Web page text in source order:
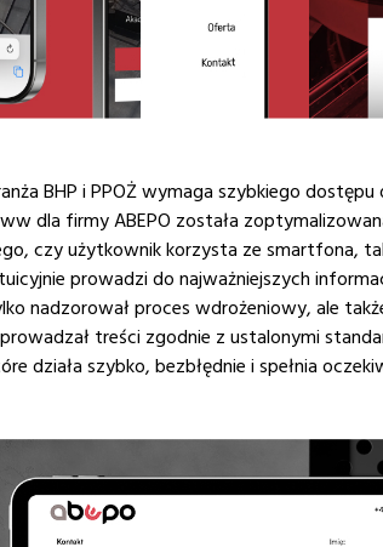
BHP i PPOŻ wymaga szybkiego
dla firmy ABEPO została
czy użytkownik korzysta ze smartfona,
prowadzi do najważniejszych
nadzorował proces wdrożeniowy, ale
treści zgodnie z ustalonymi
działa szybko, bezbłędnie i spełnia